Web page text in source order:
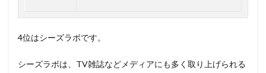
4位はシーズラボです。
シーズラボは、TV雑誌などメディアにも多く取り上げられる